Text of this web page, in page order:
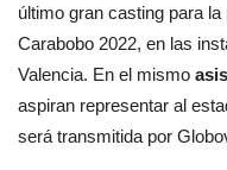
último gran casting para
Carabobo 2022, en las
Valencia. En el mismo
aspiran representar al
será transmitida por